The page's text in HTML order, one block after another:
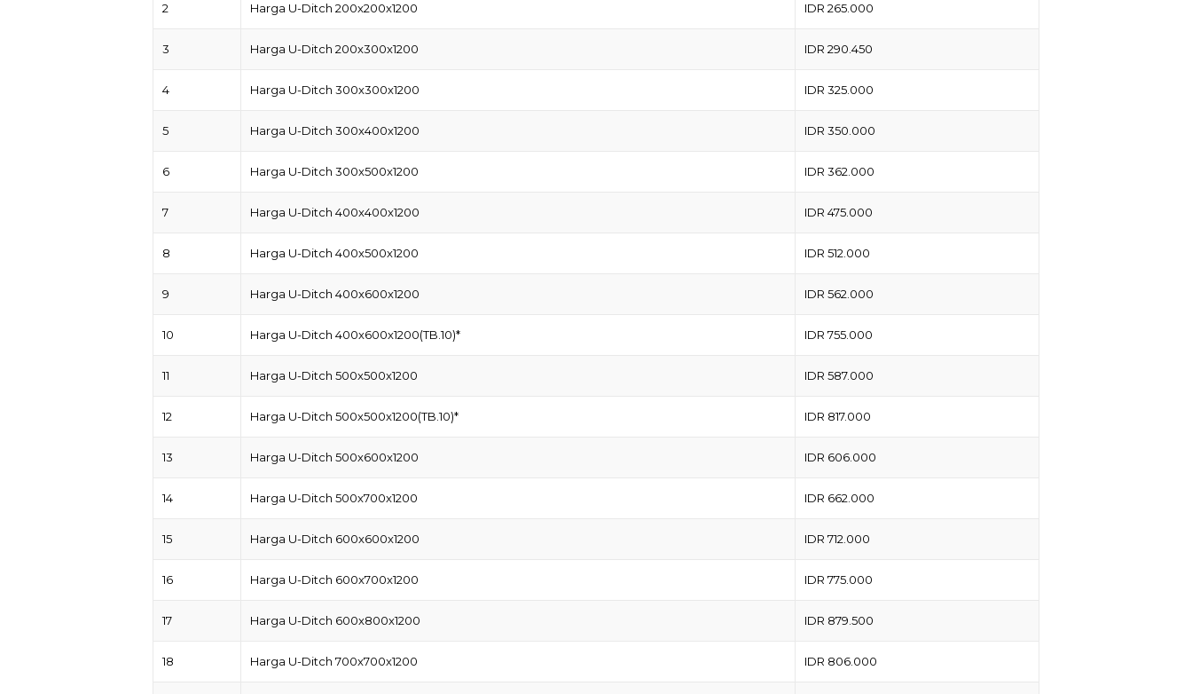
2 Harga U-Ditch 200x200x1200 IDR 265.000
3 Harga U-Ditch 200x300x1200 IDR 290.450
4 Harga U-Ditch 300x300x1200 IDR 325.000
5 Harga U-Ditch 300x400x1200 IDR 350.000
6 Harga U-Ditch 300x500x1200 IDR 362.000
7 Harga U-Ditch 400x400x1200 IDR 475.000
8 Harga U-Ditch 400x500x1200 IDR 512.000
9 Harga U-Ditch 400x600x1200 IDR 562.000
10 Harga U-Ditch 400x600x1200(TB.10)* IDR 755.000
11 Harga U-Ditch 500x500x1200 IDR 587.000
12 Harga U-Ditch 500x500x1200(TB.10)* IDR 817.000
13 Harga U-Ditch 500x600x1200 IDR 606.000
14 Harga U-Ditch 500x700x1200 IDR 662.000
15 Harga U-Ditch 600x600x1200 IDR 712.000
16 Harga U-Ditch 600x700x1200 IDR 775.000
17 Harga U-Ditch 600x800x1200 IDR 879.500
18 Harga U-Ditch 700x700x1200 IDR 806.000